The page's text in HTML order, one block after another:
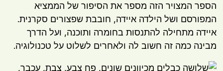
הספר המצויר הזה מספר את הסיפור של הממציא
המפורסם ושל הילדה איידה, חובבת שפצורים סקרנית.
איידה מתחילה להתנסות בחומרה ותוכנה, ועל הדרך
מבינה כמה זה חשוב לה ולאחרים לשלוט על טכנולוגיה.